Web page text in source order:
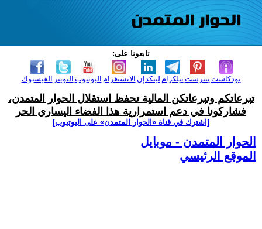
تابعونا على:
الفيسبوك التويتر اليوتيوب الانستغرام لينكدإن تيلكرامبنترست بودكاست
تبرعاتكم وتبرعاتكن المالية تحفظ استقلال الحوار المتمدن،
فشاركونا في دعم استمرارية هذا الفضاء اليساري الحر
[اشترك في قناة ‫«الحوار المتمدن» على اليوتيوب]
الحوار المتمدن - موبايل
الموقع الرئيسي